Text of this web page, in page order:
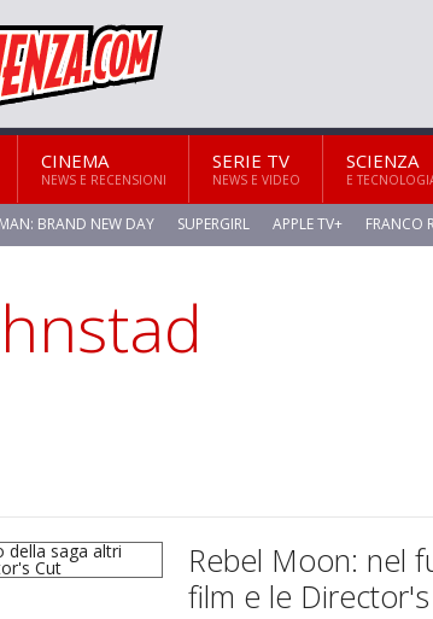
CINEMA
NEWS E RECENSIONI
SERIE TV
NEWS E VIDEO
SCIENZA
E
BRAND NEW DAY SUPERGIRL APPLE TV+ FRANCO
Rebel Moon: nel
film e le